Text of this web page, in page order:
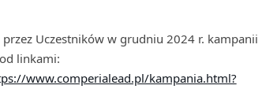
Uczestników w grudniu 2024 r. kampanii
linkami:
www.comperialead.pl/kampania.html?